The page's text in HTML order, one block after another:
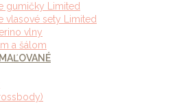
gumičky Limited
vlasové sety Limited
vlny
a šálom